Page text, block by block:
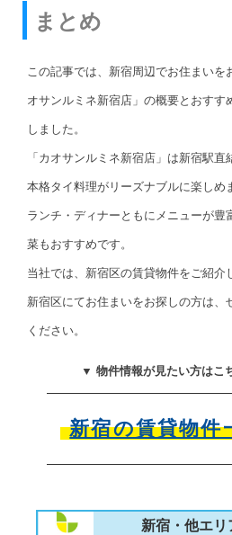
まとめ
この記事では、新宿周辺でお住まいを
オサンルミネ新宿店」の概要とおすす
しました。
「カオサンルミネ新宿店」は新宿駅
本格タイ料理がリーズナブルに楽しめ
ランチ・ディナーともにメニューが豊
菜もおすすめです。
当社では、新宿区の賃貸物件をご紹介
新宿区にてお住まいをお探しの方は、
ください。
▼ 物件情報が見たい方はこ
新宿の賃貸物件
新宿・他エリ